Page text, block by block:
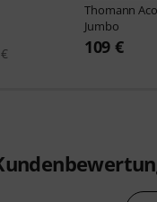
Thomann
Jumbo
109 €